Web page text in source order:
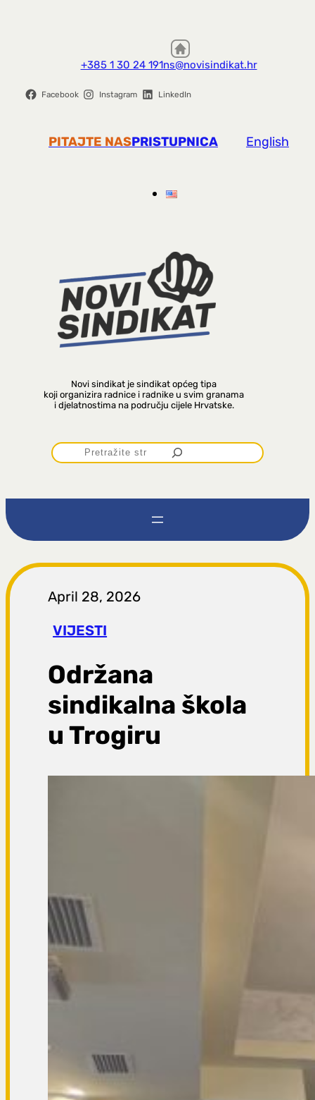
+385 1 30 24 191ns@novisindikat.hr
Facebook Instagram LinkedIn
PITAJTE NASPRISTUPNICA English
Novi sindikat je sindikat općeg tipa
koji organizira radnice i radnike u svim granama
i djelatnostima na području cijele Hrvatske.
P
r
t
r
a
g
a
April 28, 2026
VIJESTI
Održana
sindikalna škola
u Trogiru